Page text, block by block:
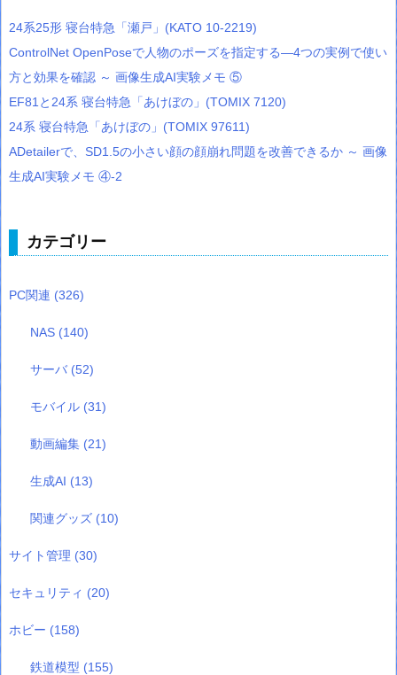
24系25形 寝台特急「瀬戸」(KATO 10-2219)
ControlNet OpenPoseで人物のポーズを指定する―4つの実例で使い
方と効果を確認 ～ 画像生成AI実験メモ ⑤
EF81と24系 寝台特急「あけぼの」(TOMIX 7120)
24系 寝台特急「あけぼの」(TOMIX 97611)
ADetailerで、SD1.5の小さい顔の顔崩れ問題を改善できるか ～ 画像
生成AI実験メモ ④-2
カテゴリー
PC関連 (326)
NAS (140)
サーバ (52)
モバイル (31)
動画編集 (21)
生成AI (13)
関連グッズ (10)
サイト管理 (30)
セキュリティ (20)
ホビー (158)
鉄道模型 (155)